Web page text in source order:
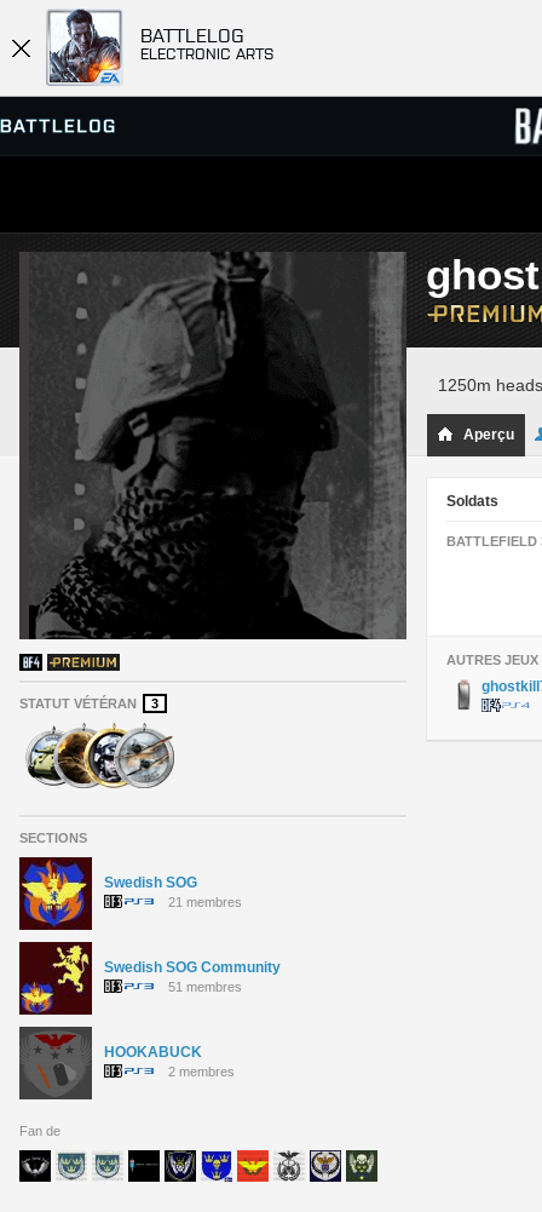
BATTLELOG
ELECTRONIC ARTS
SERVEURS
PARTIES
STATUT VÉTÉRAN 3
SECTIONS
Swedish SOG
21 membres
Swedish SOG Community
51 membres
HOOKABUCK
2 membres
Fan de
1250m
Aperçu
Soldats
BATTLEFIELD
AUTRES JEUX